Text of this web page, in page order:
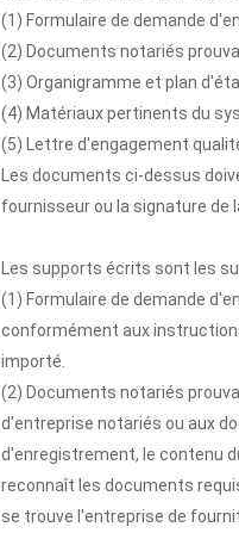
(1) Formulaire de demande
(2) Documents notariés
(3) Organigramme et plan
(4) Matériaux pertinents du
(5) Lettre d'engagement
Les documents ci-dessus
fournisseur ou la signature de
Les supports écrits sont les
(1) Formulaire de demande
conformément aux
importé.
(2) Documents notariés
d'entreprise notariés ou aux
d'enregistrement, le contenu
reconnaît les documents
se trouve l'entreprise de